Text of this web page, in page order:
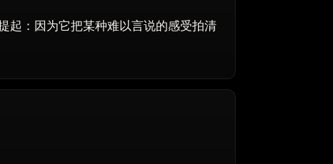
起：因为它把某种难以言说的感受拍清